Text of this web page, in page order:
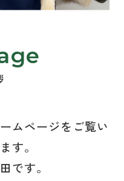
ムページをご覧い
す。
です。